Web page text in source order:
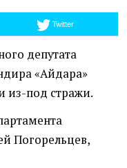
Twitter
депутата
«Айдара»
из-под стражи.
Погорельцев,